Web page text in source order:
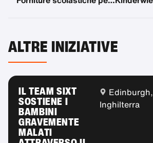
ALTRE INIZIATIVE
IL TEAM SIXT
SOSTIENE I
BAMBINI
GRAVEMENTE
MALATI
Edinburgh,
Inghilterra